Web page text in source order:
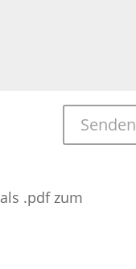
Senden
als .pdf zum